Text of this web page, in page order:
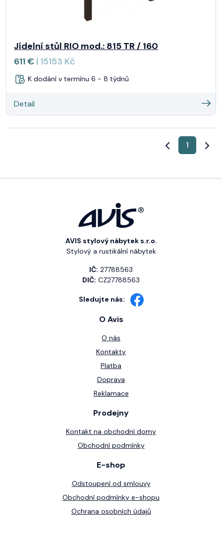
Jídelní stůl RIO mod.: 815 TR / 160
611 € | 15153 Kč
K dodání v termínu 6 - 8 týdnů
Detail
1
AVIS stylový nábytek s.r.o.
Stylový a rustikální nábytek
IČ: 27788563
DIČ: CZ27788563
Sledujte nás:
O Avis
O nás
Kontakty
Platba
Doprava
Reklamace
Prodejny
Kontakt na obchodní domy
Obchodní podmínky
E-shop
Odstoupení od smlouvy
Obchodní podmínky e-shopu
Ochrana osobních údajů